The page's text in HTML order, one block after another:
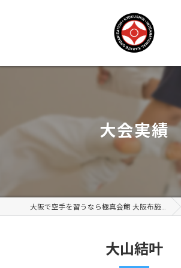
大会実績
大阪で空手を習うなら極真会館 大阪布施支部
大山結叶